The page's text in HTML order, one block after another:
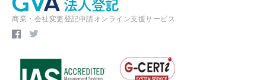
商業・会社変更登記申請オンライン支援サービス